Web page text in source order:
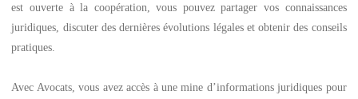
est ouverte à la coopération, vous pouvez partager vos connaissances
juridiques, discuter des dernières évolutions légales et obtenir des conseils
pratiques.
Avec Avocats, vous avez accès à une mine d’informations juridiques pour